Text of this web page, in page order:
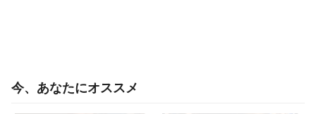
今、あなたにオススメ